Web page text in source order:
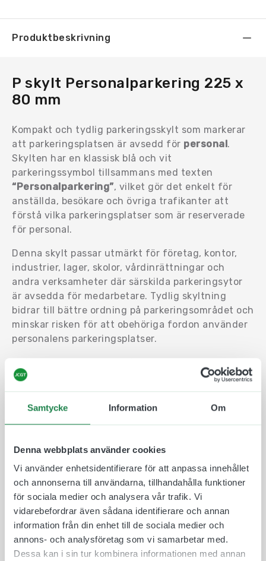
Samtycke Information Om
Denna webbplats använder cookies
Vi använder enhetsidentifierare för att anpassa innehållet
och annonserna till användarna, tillhandahålla funktioner
för sociala medier och analysera vår trafik. Vi
vidarebefordrar även sådana identifierare och annan
information från din enhet till de sociala medier och
annons- och analysföretag som vi samarbetar med.
Dessa kan i sin tur kombinera informationen med annan
Produktbeskrivning
P skylt Personalparkering 225 x
80 mm
Kompakt och tydlig parkeringsskylt som markerar
att parkeringsplatsen är avsedd för personal.
Skylten har en klassisk blå och vit
parkeringssymbol tillsammans med texten
“Personalparkering”, vilket gör det enkelt för
anställda, besökare och övriga trafikanter att
förstå vilka parkeringsplatser som är reserverade
för personal.
Denna skylt passar utmärkt för företag, kontor,
industrier, lager, skolor, vårdinrättningar och
andra verksamheter där särskilda parkeringsytor
är avsedda för medarbetare. Tydlig skyltning
bidrar till bättre ordning på parkeringsområdet och
minskar risken för att obehöriga fordon använder
personalens parkeringsplatser.
särskilt lämplig för montering på staket, plank,
väggar, carportar och andra mindre ytor där en
tydlig men diskret markering önskas.
Skylten tillverkas i 1,5 mm aluminium, ett lätt,
lämpar sig för både inom- och utomhusbruk.
Materialet ger lång livslängd och bibehåller sitt
professionella utseende även när det utsätts för
väder och vind.
Välj mellan flera monteringsalternativ
Montering med skruvhål.